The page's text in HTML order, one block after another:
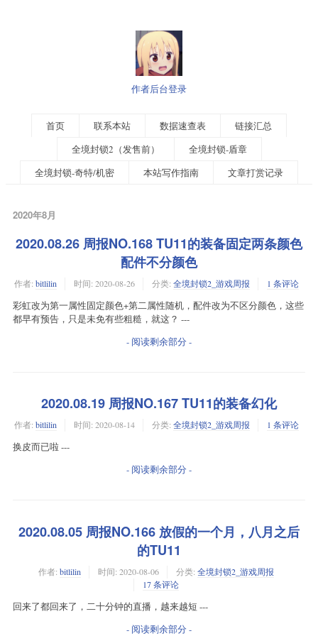
作者后台登录
首页 联系本站 数据速查表
链接汇总
全境封锁2（发售前）
全境封锁-盾章
全境封锁-奇特/机密
本站写作指南 文章打赏记录
2020年8月
2020.08.26 周报NO.168 TU11的装备固定两条颜色
配件不分颜色
作者: bitlilin 时间: 2020-08-26 分类: 全境封锁2_游戏周报 1 条评论
彩虹改为第一属性固定颜色+第二属性随机，配件改为不区分颜色，这些
都早有预告，只是未免有些粗糙，就这？ ---
- 阅读剩余部分 -
2020.08.19 周报NO.167 TU11的装备幻化
作者: bitlilin 时间: 2020-08-14 分类: 全境封锁2_游戏周报 1 条评论
换皮而已啦 ---
- 阅读剩余部分 -
2020.08.05 周报NO.166 放假的一个月，八月之后
的TU11
作者: bitlilin 时间: 2020-08-06 分类: 全境封锁2_游戏周报
17 条评论
回来了都回来了，二十分钟的直播，越来越短 ---
- 阅读剩余部分 -